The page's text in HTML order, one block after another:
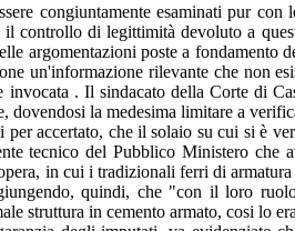
congiuntamente esaminati pur
il controllo di legittimità devoluto a
argomentazioni poste a fondamento
un'informazione rilevante che non
invocata . Il sindacato della Corte di
dovendosi la medesima limitare a
per accertato, che il solaio su cui si è
tecnico del Pubblico Ministero che
in cui i tradizionali ferri di
quindi, che "con il loro
struttura in cemento armato, cosi lo